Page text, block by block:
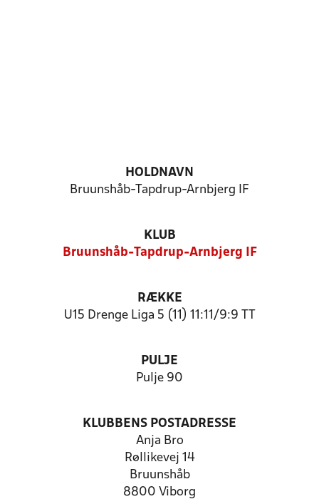
HOLDNAVN
Bruunshåb-Tapdrup-Arnbjerg IF
KLUB
Bruunshåb-Tapdrup-Arnbjerg IF
RÆKKE
U15 Drenge Liga 5 (11) 11:11/9:9 TT
PULJE
Pulje 90
KLUBBENS POSTADRESSE
Anja Bro
Røllikevej 14
Bruunshåb
8800 Viborg